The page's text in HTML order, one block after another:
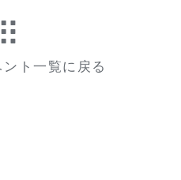
ト一覧に戻る